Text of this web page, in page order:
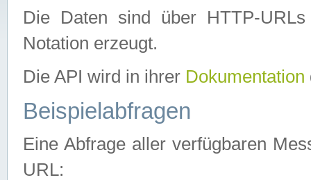
Die Daten sind über HTTP-
Notation erzeugt.
Die API wird in ihrer Dokumentation
Beispielabfragen
Eine Abfrage aller verfügbaren
URL: